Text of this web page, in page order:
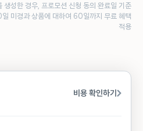
생성한 경우, 프로모션 신청 동의 완료일 기준
미경과 상품에 대하여 60일까지 무료 혜택
적용
비용 확인하기